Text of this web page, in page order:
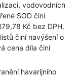
vodovodních
SOD činí
Kč bez DPH.
činí navýšení o
cena díla činí
havarijního